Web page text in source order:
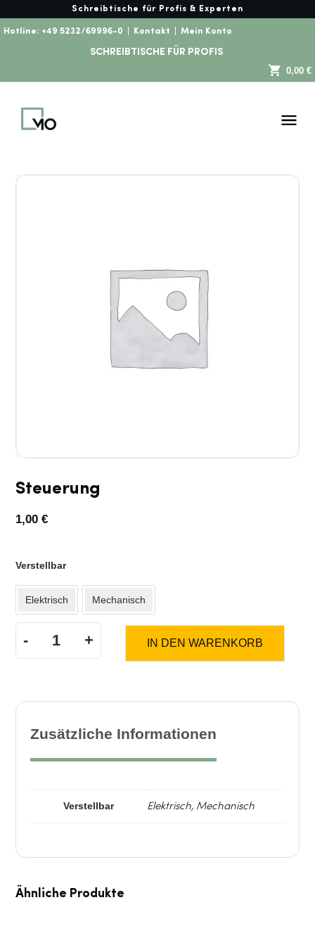
Schreibtische für Profis & Experten
Hotline: +49 5232/69996-0 Kontakt Mein Konto
SCHREIBTISCHE FÜR PROFIS
0,00 €
Steuerung
1,00 €
Verstellbar
Elektrisch Mechanisch
-
Steuerung
+ IN DEN WARENKORB
Zusätzliche Informationen
Verstellbar Elektrisch, Mechanisch
Ähnliche Produkte